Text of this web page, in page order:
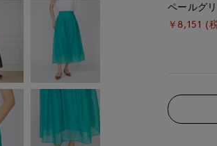
ペールグ
￥8,151 (